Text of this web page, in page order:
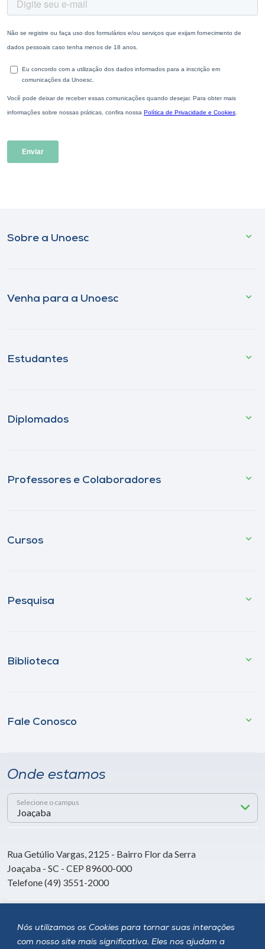
Nós utilizamos os Cookies para tornar suas interações
com nosso site mais significativa. Eles nos ajudam a
Sobre a Unoesc
Venha para a Unoesc
Estudantes
Diplomados
Professores e Colaboradores
Cursos
Pesquisa
Biblioteca
Fale Conosco
Onde estamos
Selecione o campus
Rua Getúlio Vargas, 2125 - Bairro Flor da Serra
Joaçaba - SC - CEP 89600-000
Telefone (49) 3551-2000
Siga a Unoesc